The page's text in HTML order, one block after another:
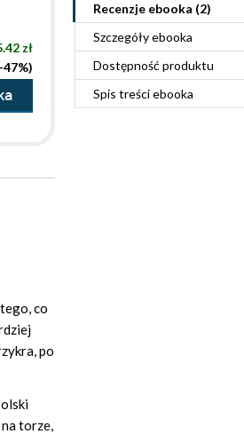
Recenzje ebooka (2)
Szczegółyebooka
Dostępność produktu
Spis treściebooka
zł
47%)
co
po
torze,